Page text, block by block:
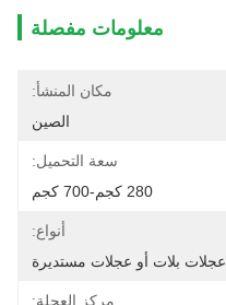
معلومات مفصلة
مكان المنشأ:
الصين
سعة التحميل:
280 كجم-700 كجم
أنواع:
عجلات بلات أو عجلات مستديرة
مركز العجلة: